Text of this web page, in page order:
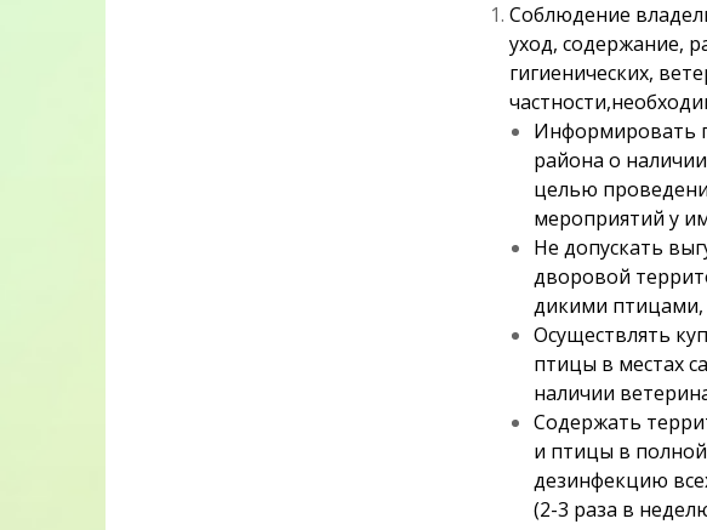
Соблюдение
уход, содержание,
гигиенических,
Информировать
района о
целью
мероприятий у
Не допускать
дворовой
дикими
Осуществлять
птицы в местах
наличии
Содержать
и птицы в
дезинфекцию
(2-3 раза в